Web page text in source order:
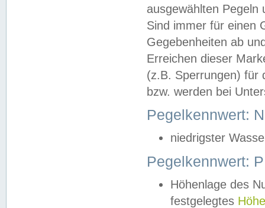
ausgewählten
Sind immer für einen
Gegebenheiten ab
Erreichen dieser
(z.B. Sperrungen) für
bzw. werden bei
Pegelkennwert:
niedrigster
Pegelkennwert:
Höhenlage des
festgelegtes